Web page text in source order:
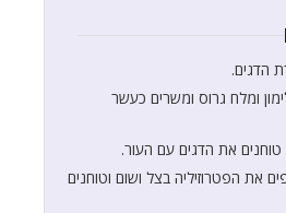
הדגים.
ומלח גרוס ומשרים כעשר
את הדגים עם העור.
את הפטרוזיליה בצל ושום וטוחנים